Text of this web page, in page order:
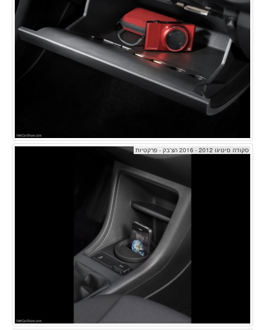
סקודה סיטיגו 2012 - 2016 הצ'בק - פרקטיות